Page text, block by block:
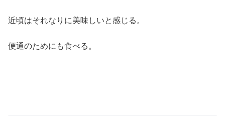
近頃はそれなりに美味しいと感じる。
便通のためにも食べる。